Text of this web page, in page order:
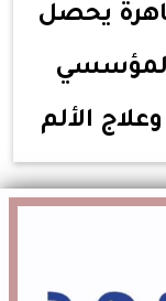
يحصل
المؤسسي
الألم